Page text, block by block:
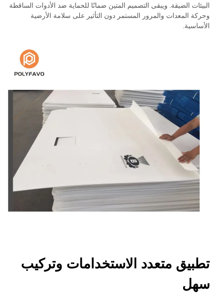
البيئات الضيقة. ويبقى التصميم المتين ضمانًا للحماية ضد الأدوات الساقطة
وحركة المعدات والمرور المستمر دون التأثير على سلامة الأرضية
الأساسية.
تطبيق متعدد الاستخدامات وتركيب
سهل